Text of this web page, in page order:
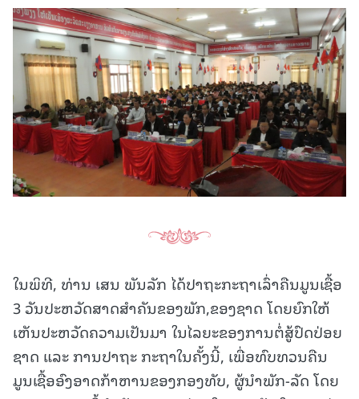
ໃນພິທີ, ທ່ານ ເສນ ພັນລັກ ໄດ້ປາຖະກະຖາເລົ່າຄືນມູນເຊື້ອ
3 ວັນປະຫວັດສາດສຳຄັນຂອງພັກ,ຂອງຊາດ ໂດຍຍົກໃຫ້
ເຫັນປະຫວັດຄວາມເປັນມາ ໃນໄລຍະຂອງການຕໍ່ສູ້ປົດປ່ອຍ
ຊາດ ແລະ ການປາຖະ ກະຖາໃນຄັ້ງນີ້, ເພື່ອທົບທວນຄືນ
ມູນເຊື້ອອົງອາດກ້າຫານຂອງກອງທັບ, ຜູ້ນໍາພັກ-ລັດ ໂດຍ